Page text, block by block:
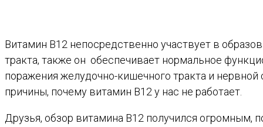
Витамин B12 непосредственно участвует в
тракта, также он обеспечивает нормальное
поражения желудочно-кишечного тракта и
причины, почему витамин В12 у нас не работает.
Друзья, обзор витамина В12 получился огромным,